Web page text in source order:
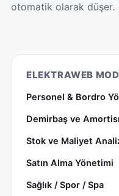
otomatik olarak düşer.
ELEKTRAWEB
Personel & Bordro
Demirbaş ve
Stok ve Maliyet
Satın Alma Yönetimi
Sağlık / Spor / Spa